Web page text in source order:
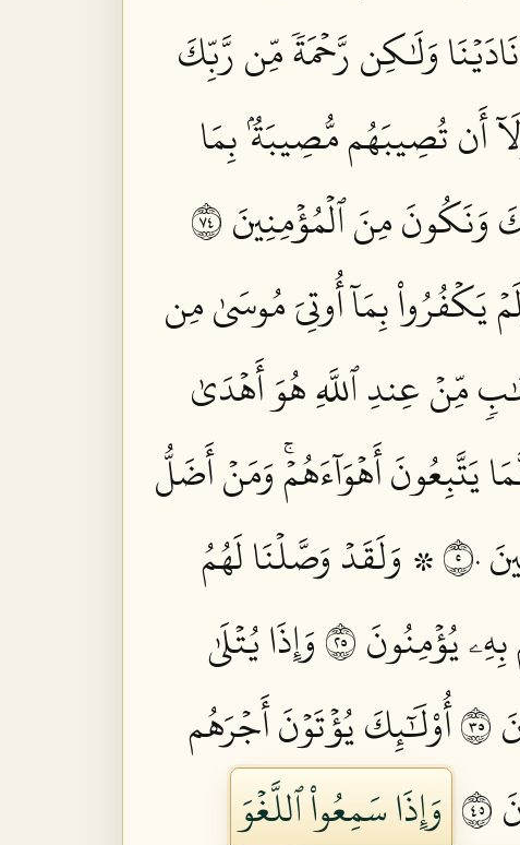
وَلَٰكِن رَّحۡمَةٗ مِّن رَّبِّكَ
أَن تُصِيبَهُم مُّصِيبَةُۢ بِمَا
مِنَ ٱلۡمُؤۡمِنِينَ ٤٧
يَكۡفُرُواْ بِمَآ أُوتِيَ مُوسَىٰ مِن
مِّنۡ عِندِ ٱللَّهِ هُوَ أَهۡدَىٰ
يَتَّبِعُونَ أَهۡوَآءَهُمۡۚ وَمَنۡ أَضَلُّ
۞ وَلَقَدۡ وَصَّلۡنَا لَهُمُ
يُؤۡمِنُونَ ٥٢
وَإِذَا يُتۡلَىٰ
أُوْلَٰٓئِكَ يُؤۡتَوۡنَ أَجۡرَهُم
وَإِذَا سَمِعُواْ ٱللَّغۡوَ